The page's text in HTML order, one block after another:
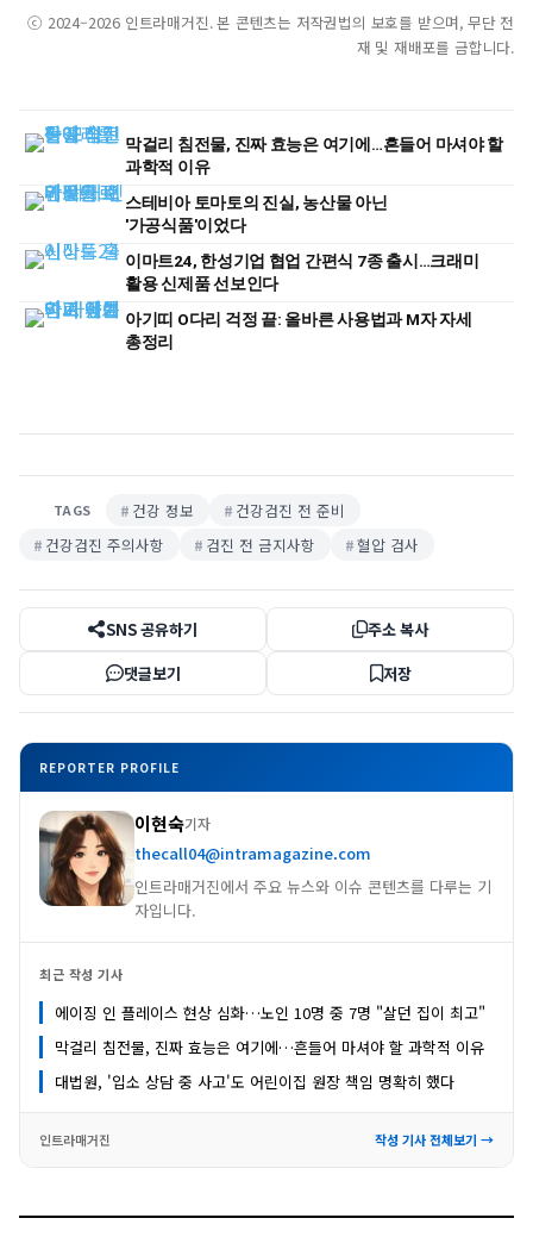
ⓒ 2024–2026 인트라매거진. 본 콘텐츠는 저작권법의 보호를 받으며, 무단 전
재 및 재배포를 금합니다.
막걸리 침전물, 진짜 효능은 여기에…흔들어 마셔야 할
과학적 이유
스테비아 토마토의 진실, 농산물 아닌
'가공식품'이었다
이마트24, 한성기업 협업 간편식 7종 출시…크래미
활용 신제품 선보인다
아기띠 O다리 걱정 끝: 올바른 사용법과 M자 자세
총정리
TAGS 건강 정보
건강검진 전 준비
건강검진 주의사항
검진 전 금지사항 혈압 검사
SNS 공유하기
주소 복사
댓글보기
저장
REPORTER PROFILE
이현숙기자
thecall04@intramagazine.com
인트라매거진에서 주요 뉴스와 이슈 콘텐츠를 다루는 기
자입니다.
최근 작성 기사
에이징 인 플레이스 현상 심화…노인 10명 중 7명 "살던 집이 최고"
막걸리 침전물, 진짜 효능은 여기에…흔들어 마셔야 할 과학적 이유
대법원, '입소 상담 중 사고'도 어린이집 원장 책임 명확히 했다
인트라매거진 작성 기사 전체보기 →